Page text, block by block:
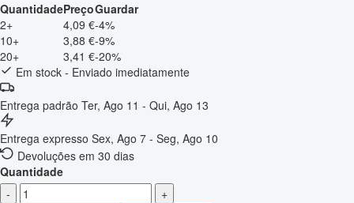
QuantidadePreçoGuardar
2+
4,09 €-4%
10+
3,88 €-9%
20+
3,41 €-20%
Em stock - Enviado imediatamente
Entrega padrão Ter, Ago 11 - Qui, Ago 13
Entrega expresso Sex, Ago 7 - Seg, Ago 10
Devoluções em 30 dias
Quantidade
-
+